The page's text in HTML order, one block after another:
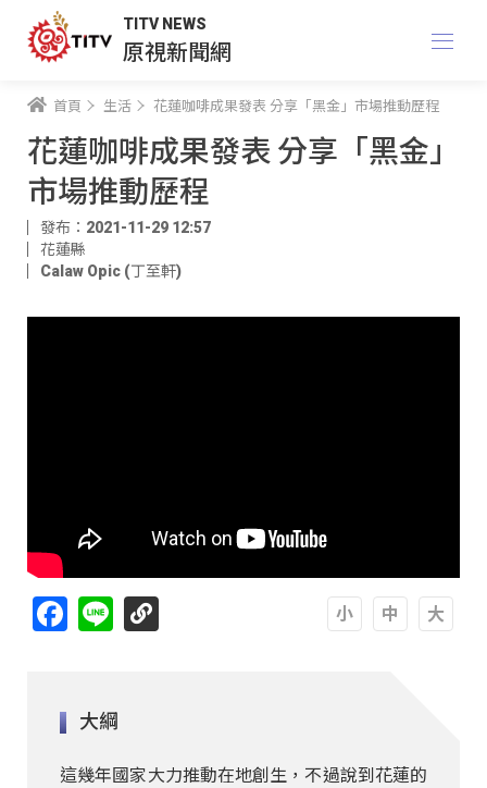
TITV NEWS
原視新聞網
首頁 生活 花蓮咖啡成果發表 分享「黑金」市場推動歷程
花蓮咖啡成果發表 分享「黑金」
市場推動歷程
發布：2021-11-29 12:57
花蓮縣
Calaw Opic (丁至軒)
Facebook
Line
大綱
這幾年國家大力推動在地創生，不過說到花蓮的